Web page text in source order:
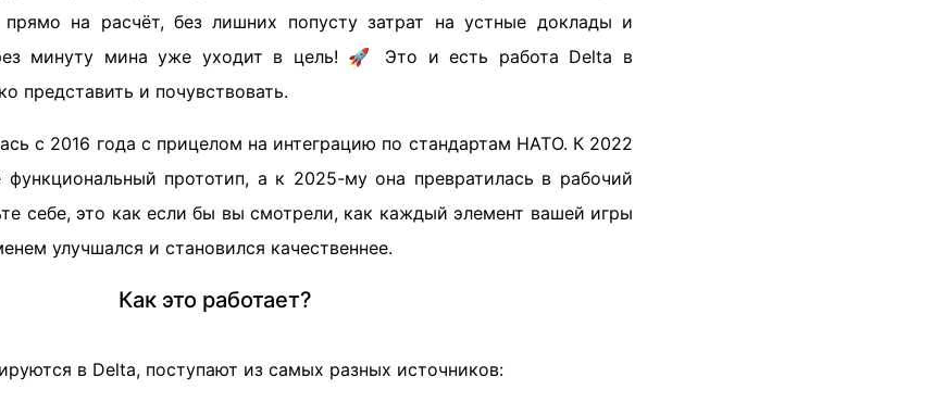
на расчёт, без лишних попусту затрат на устные доклады и
минуту мина уже уходит в цель! 🚀 Это и есть работа Delta в
представить и почувствовать.
с 2016 года с прицелом на интеграцию по стандартам НАТО. К 2022
прототип, а к 2025-му она превратилась в рабочий
себе, это как если бы вы смотрели, как каждый элемент вашей игры
улучшался и становился качественнее.
Как это работает?
в Delta, поступают из самых разных источников: